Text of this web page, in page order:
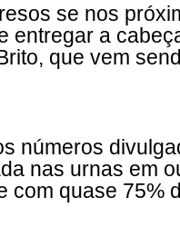
se nos
entregar a
que vem
números
nas urnas em
com quase 75%